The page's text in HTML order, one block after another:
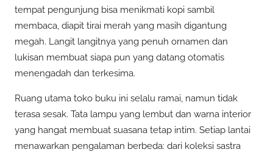
tempat pengunjung bisa menikmati kopi sambil
membaca, diapit tirai merah yang masih digantung
megah. Langit langitnya yang penuh ornamen dan
lukisan membuat siapa pun yang datang otomatis
menengadah dan terkesima.
Ruang utama toko buku ini selalu ramai, namun tidak
terasa sesak. Tata lampu yang lembut dan warna interior
yang hangat membuat suasana tetap intim. Setiap lantai
menawarkan pengalaman berbeda: dari koleksi sastra